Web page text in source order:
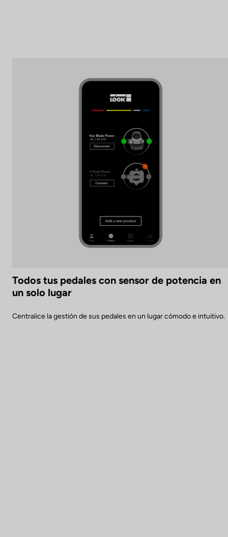
Todos tus pedales con sensor de potencia en
un solo lugar
Centralice la gestión de sus pedales en un lugar cómodo e intuitivo.